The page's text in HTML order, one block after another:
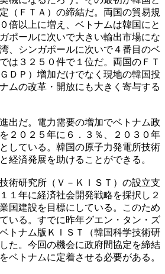
（ＦＴＡ）の締結だ。両国の貿易規
倍以上に増え、ベトナムは韓国にと
ポールに次いで大きい輸出市場にな
、シンガポールに次いで４番目のベ
は３２５０件で１位だ。両国のＦＴ
ＤＰ）増加だけでなく現地の韓国投
ムの改革・開放にも大きく寄与する
出だ。電力需要の増加でベトナム政
２０２５年に６．３％、２０３０年
している。韓国の原子力発電所技術
経済発展を助けることができる。
術研究所（Ｖ－ＫＩＳＴ）の設立支
１年に経済社会開発戦略を採択し２
国建設を目標にしている。このため
いる。すでに昨年グエン・タン・ズ
トナム版ＫＩＳＴ（韓国科学技術研
た。今回の機会に政府間協定を締結
ベトナムに定着させる必要がある。